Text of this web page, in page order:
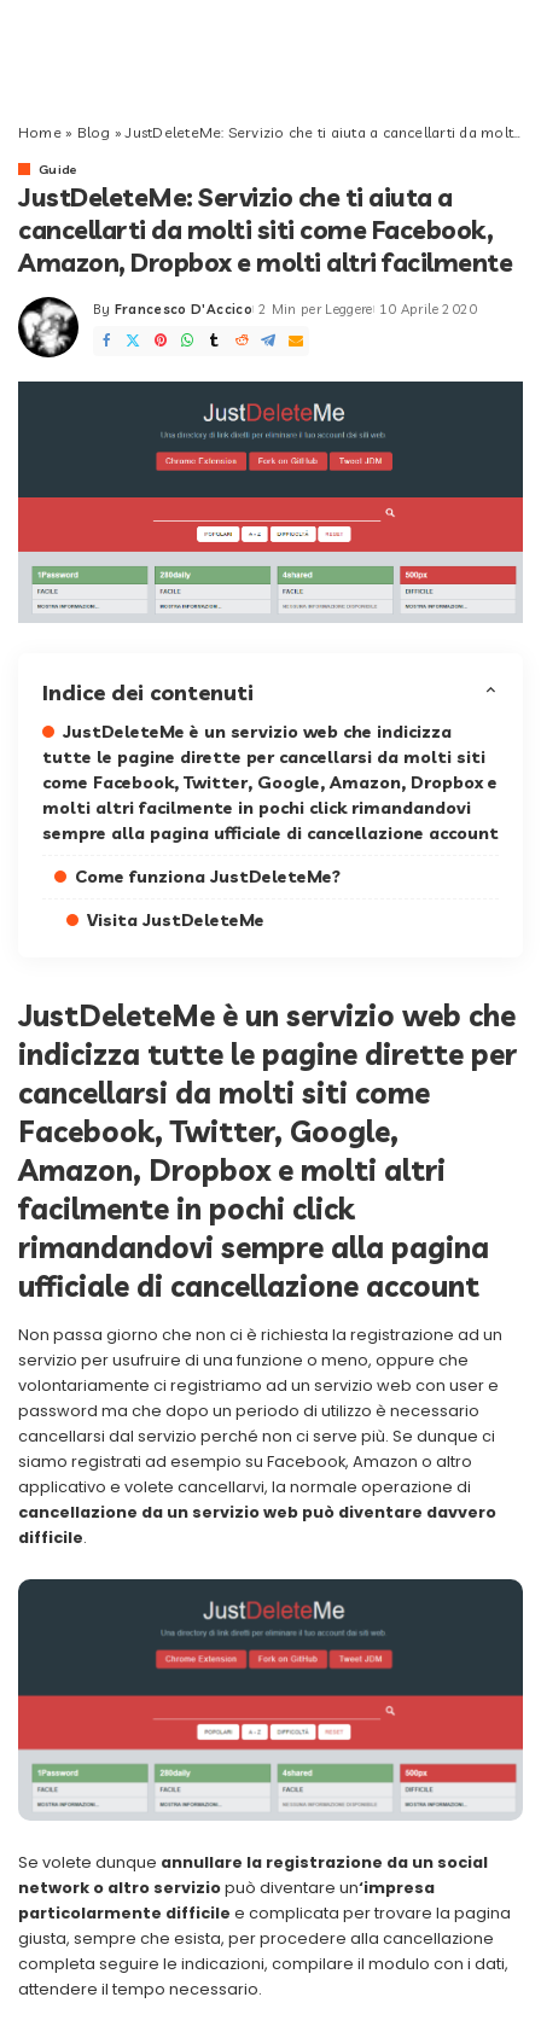
Home» Blog »JustDeleteMe: Servizio che ti aiuta a cancellarti da molti siti come Facebook, Amazon, Dropbox e molti altri facilmente
Guide
JustDeleteMe: Servizio che ti aiuta a
cancellarti da molti siti come Facebook,
Amazon, Dropbox e molti altri facilmente
Posted
by
By Francesco D'Accico 2 Min per Leggere 10 Aprile 2020
Indice dei contenuti
JustDeleteMe è un servizio web che indicizza
tutte le pagine dirette per cancellarsi da molti siti
come Facebook, Twitter, Google, Amazon, Dropbox e
molti altri facilmente in pochi click rimandandovi
sempre alla pagina ufficiale di cancellazione account
Come funziona JustDeleteMe?
Visita JustDeleteMe
JustDeleteMe è un servizio web che
indicizza tutte le pagine dirette per
cancellarsi da molti siti come
Facebook, Twitter, Google,
Amazon, Dropbox e molti altri
facilmente in pochi click
rimandandovi sempre alla pagina
ufficiale di cancellazione account
Non passa giorno che non ci è richiesta la registrazione ad un
servizio per usufruire di una funzione o meno, oppure che
volontariamente ci registriamo ad un servizio web con user e
password ma che dopo un periodo di utilizzo è necessario
cancellarsi dal servizio perché non ci serve più. Se dunque ci
siamo registrati ad esempio su Facebook, Amazon o altro
applicativo e volete cancellarvi, la normale operazione di
cancellazione da un servizio web può diventare davvero
difficile.
Se volete dunque annullare la registrazione da un social
network o altro serviziopuò diventare un‘impresa
particolarmente difficile e complicata per trovare la pagina
giusta, sempre che esista, per procedere alla cancellazione
completa seguire le indicazioni, compilare il modulo con i dati,
attendere il tempo necessario.